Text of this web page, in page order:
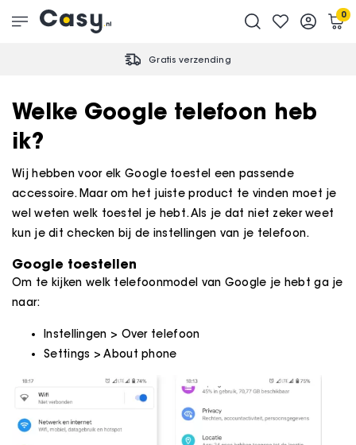
Gratis verzending
0
Welke Google telefoon heb
ik?
Wij hebben voor elk Google toestel een passende
accessoire. Maar om het juiste product te vinden moet je
wel weten welk toestel je hebt. Als je dat niet zeker weet
kun je dit checken bij de instellingen van je telefoon.
Google toestellen
Om te kijken welk telefoonmodel van Google je hebt ga je
naar:
Instellingen > Over telefoon
Settings > About phone